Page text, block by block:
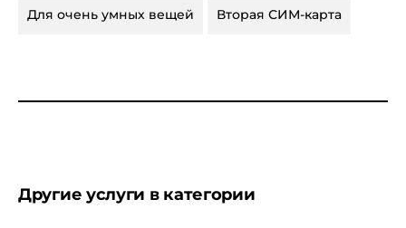
Для очень умных вещей Вторая СИМ-карта
Другие услуги в категории